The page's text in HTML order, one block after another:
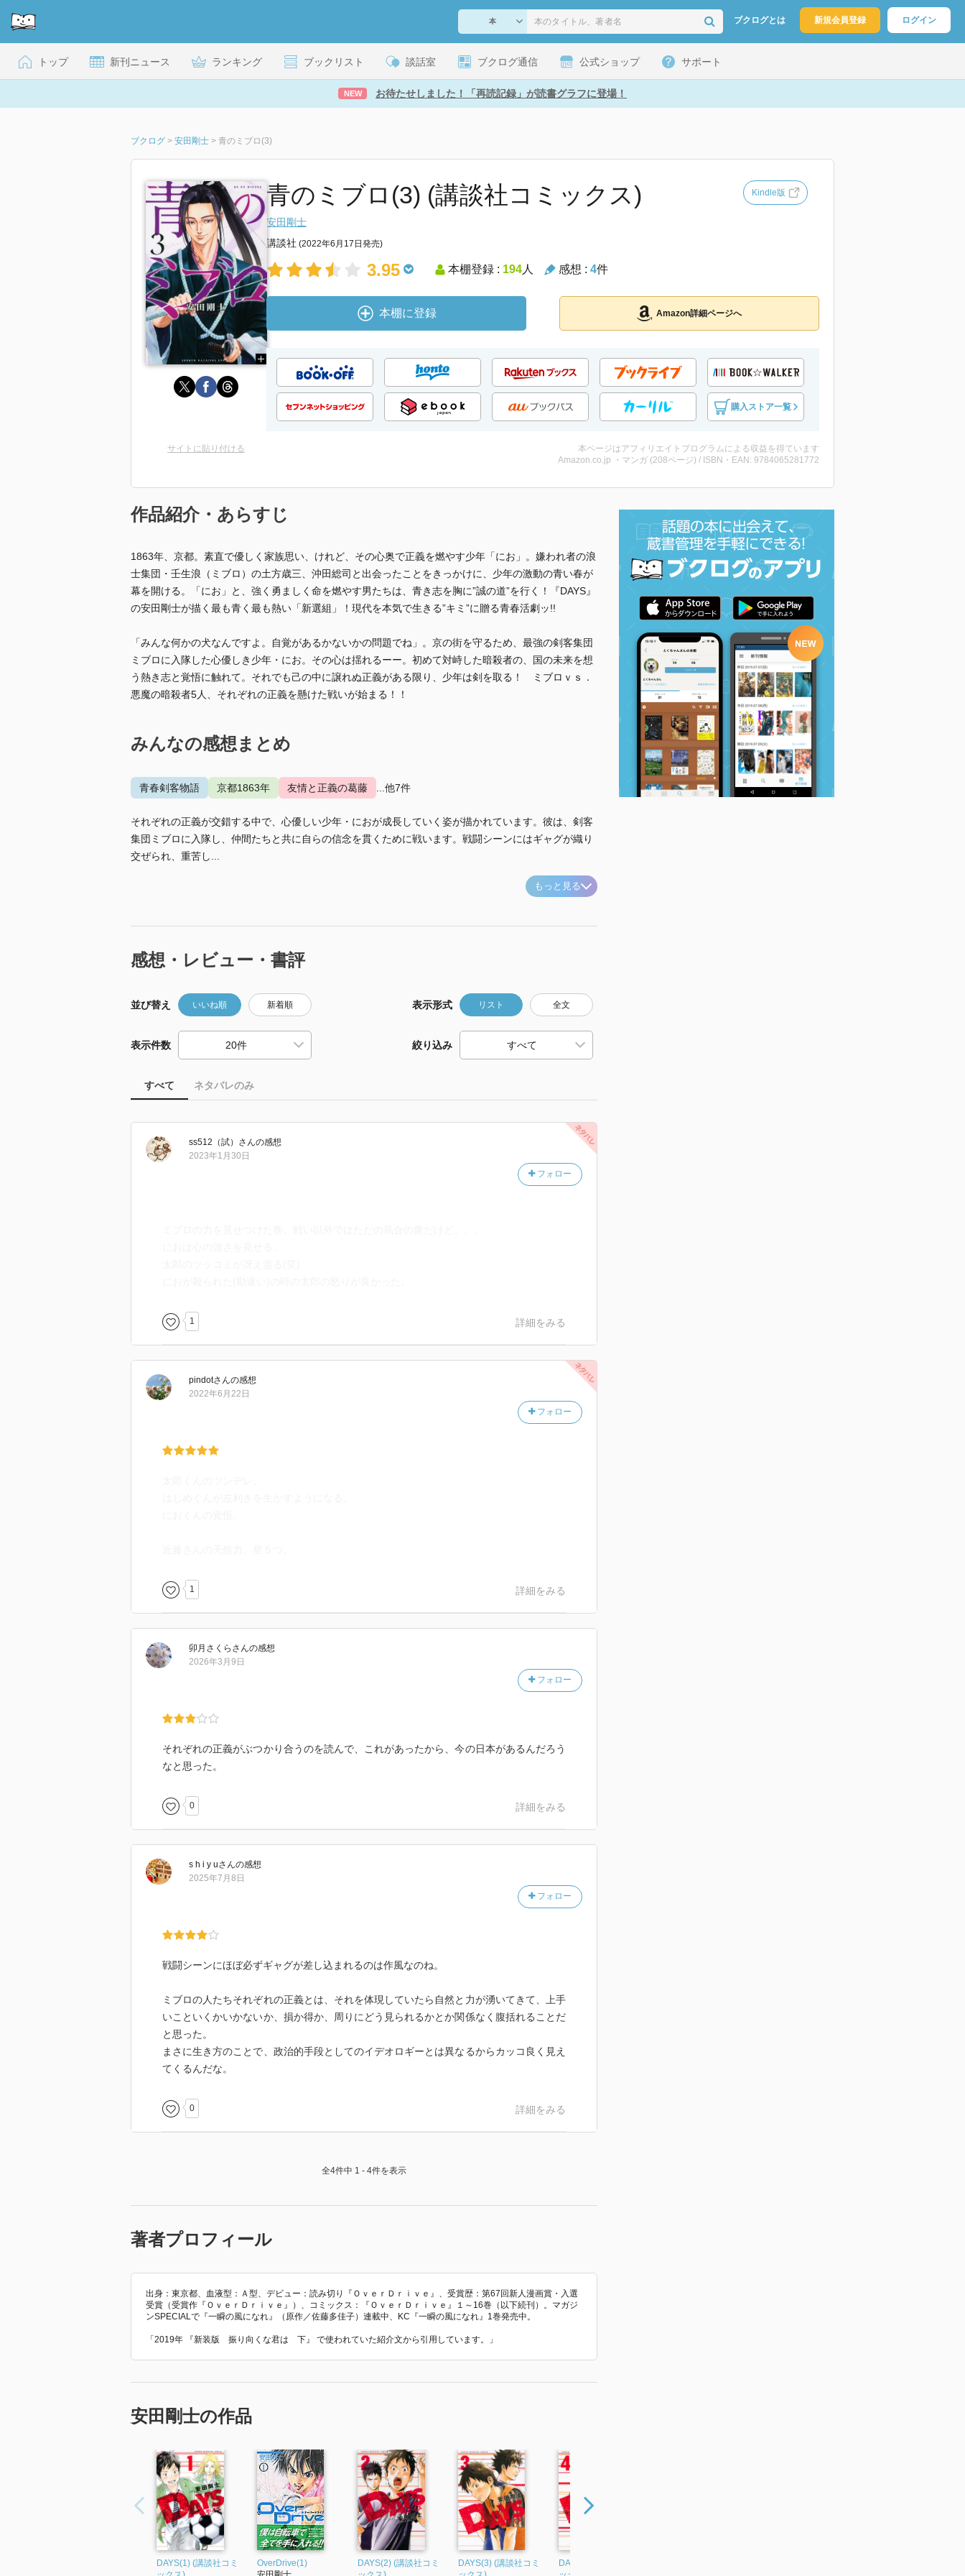
ブクログとは 新規会員登録 ログイン
トップ 新刊ニュース ランキング ブックリスト 談話室 ブクログ通信 公式ショップ サポート
NEW お待たせしました！「再読記録」が読書グラフに登場！
ブクログ > 安田剛士 > 青のミブロ(3)
青のミブロ(3) (講談社コミックス) Kindle版
安田剛士
講談社 (2022年6月17日発売)
3.95 本棚登録 : 194人 感想 : 4件
本棚に登録 Amazon詳細ページへ
購入ストア一覧
サイトに貼り付ける
本ページはアフィリエイトプログラムによる収益を得ています
Amazon.co.jp ・マンガ (208ページ) / ISBN・EAN: 9784065281772
作品紹介・あらすじ
1863年、京都。素直で優しく家族思い、けれど、その心奥で正義を燃やす少年「にお」。嫌われ者の浪
士集団・壬生浪（ミブロ）の土方歳三、沖田総司と出会ったことをきっかけに、少年の激動の青い春が
幕を開ける。「にお」と、強く勇ましく命を燃やす男たちは、青き志を胸に”誠の道”を行く！『DAYS』
の安田剛士が描く最も青く最も熱い「新選組」！現代を本気で生きる”キミ”に贈る青春活劇ッ!!
「みんな何かの犬なんですよ。自覚があるかないかの問題でね」。京の街を守るため、最強の剣客集団
ミブロに入隊した心優しき少年・にお。その心は揺れるーー。初めて対峙した暗殺者の、国の未来を想
う熱き志と覚悟に触れて。それでも己の中に譲れぬ正義がある限り、少年は剣を取る！ ミブロｖｓ．
悪魔の暗殺者5人、それぞれの正義を懸けた戦いが始まる！！
みんなの感想まとめ
青春剣客物語 京都1863年 友情と正義の葛藤 ...他7件
それぞれの正義が交錯する中で、心優しい少年・におが成長していく姿が描かれています。彼は、剣客
集団ミブロに入隊し、仲間たちと共に自らの信念を貫くために戦います。戦闘シーンにはギャグが織り
交ぜられ、重苦し...
もっと見る
感想・レビュー・書評
並び替え いいね順 新着順 表示形式 リスト 全文
表示件数 絞り込み
すべて ネタバレのみ
ss512（試） さんの感想
フォロー
2023年1月30日
1 詳細をみる
pindotさんの感想
フォロー
2022年6月22日
1 詳細をみる
卯月さくら さんの感想
フォロー
2026年3月9日
それぞれの正義がぶつかり合うのを読んで、これがあったから、今の日本があるんだろう
なと思った。
0 詳細をみる
s h i y uさんの感想
フォロー
2025年7月8日
戦闘シーンにほぼ必ずギャグが差し込まれるのは作風なのね。
ミブロの人たちそれぞれの正義とは、それを体現していたら自然と力が湧いてきて、上手
いこといくかいかないか、損か得か、周りにどう見られるかとか関係なく腹括れることだ
と思った。
まさに生き方のことで、政治的手段としてのイデオロギーとは異なるからカッコ良く見え
てくるんだな。
0 詳細をみる
全4件中 1 - 4件を表示
著者プロフィール
出身：東京都、血液型：Ａ型、デビュー：読み切り『ＯｖｅｒＤｒｉｖｅ』、受賞歴：第67回新人漫画賞・入選
受賞（受賞作『ＯｖｅｒＤｒｉｖｅ』）、コミックス：『ＯｖｅｒＤｒｉｖｅ』１～16巻（以下続刊）。マガジ
ンSPECIALで『一瞬の風になれ』（原作／佐藤多佳子）連載中、KC『一瞬の風になれ』1巻発売中。
「2019年 『新装版 振り向くな君は 下』 で使われていた紹介文から引用しています。」
安田剛士の作品
DAYS(1) (講談社コミ
OverDrive(1)
DAYS(2) (講談社コミ
DAYS(3) (講談社コミ
DAYS(4) (講談社コミ